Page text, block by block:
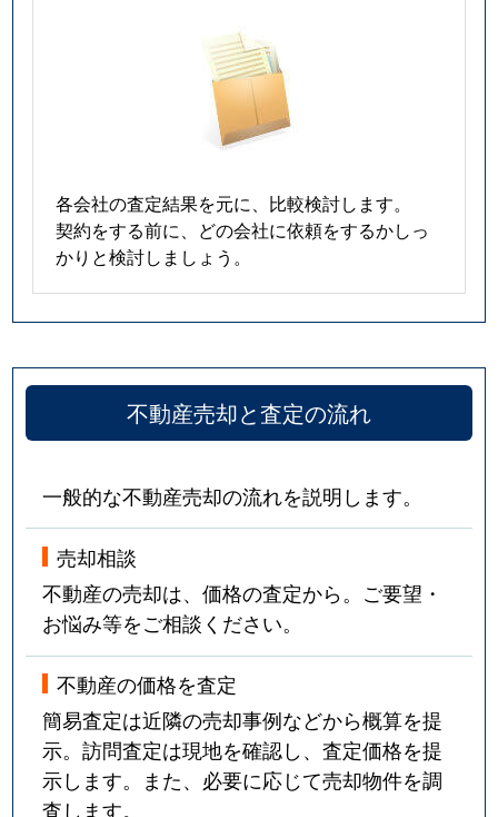
各会社の査定結果を元に、比較検討します。
契約をする前に、どの会社に依頼をするかしっ
かりと検討しましょう。
不動産売却と査定の流れ
一般的な不動産売却の流れを説明します。
売却相談
不動産の売却は、価格の査定から。ご要望・
お悩み等をご相談ください。
不動産の価格を査定
簡易査定は近隣の売却事例などから概算を提
示。訪問査定は現地を確認し、査定価格を提
示します。また、必要に応じて売却物件を調
査します。